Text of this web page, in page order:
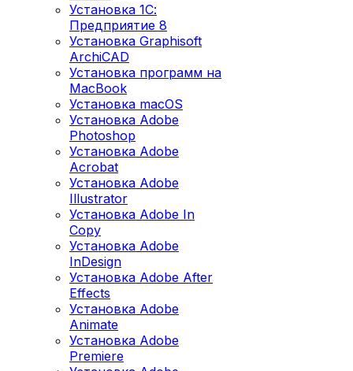
Установка 1С:
Предприятие 8
Установка Graphisoft
ArchiCAD
Установка программ на
MacBook
Установка macOS
Установка Adobe
Photoshop
Установка Adobe
Acrobat
Установка Adobe
Illustrator
Установка Adobe In
Copy
Установка Adobe
InDesign
Установка Adobe After
Effects
Установка Adobe
Animate
Установка Adobe
Premiere